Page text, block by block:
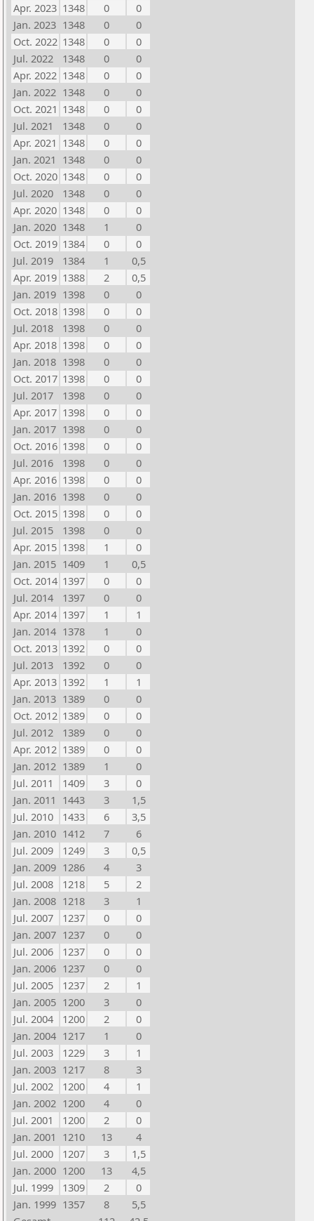
Apr. 2023 1348 0
0
Jan. 2023 1348 0
0
Oct. 2022 1348 0
0
Jul. 2022
1348 0
0
Apr. 2022 1348 0
0
Jan. 2022 1348 0
0
Oct. 2021 1348 0
0
Jul. 2021
1348 0
0
Apr. 2021 1348 0
0
Jan. 2021 1348 0
0
Oct. 2020 1348 0
0
Jul. 2020
1348 0
0
Apr. 2020 1348 0
0
Jan. 2020 1348 1
0
Oct. 2019 1384 0
0
Jul. 2019
1384 1
0,5
Apr. 2019 1388 2
0,5
Jan. 2019 1398 0
0
Oct. 2018 1398 0
0
Jul. 2018
1398 0
0
Apr. 2018 1398 0
0
Jan. 2018 1398 0
0
Oct. 2017 1398 0
0
Jul. 2017
1398 0
0
Apr. 2017 1398 0
0
Jan. 2017 1398 0
0
Oct. 2016 1398 0
0
Jul. 2016
1398 0
0
Apr. 2016 1398 0
0
Jan. 2016 1398 0
0
Oct. 2015 1398 0
0
Jul. 2015
1398 0
0
Apr. 2015 1398 1
0
Jan. 2015 1409 1
0,5
Oct. 2014 1397 0
0
Jul. 2014
1397 0
0
Apr. 2014 1397 1
1
Jan. 2014 1378 1
0
Oct. 2013 1392 0
0
Jul. 2013
1392 0
0
Apr. 2013 1392 1
1
Jan. 2013 1389 0
0
Oct. 2012 1389 0
0
Jul. 2012
1389 0
0
Apr. 2012 1389 0
0
Jan. 2012 1389 1
0
Jul. 2011
1409 3
0
Jan. 2011 1443 3
1,5
Jul. 2010
1433 6
3,5
Jan. 2010 1412 7
6
Jul. 2009
1249 3
0,5
Jan. 2009 1286 4
3
Jul. 2008
1218 5
2
Jan. 2008 1218 3
1
Jul. 2007
1237 0
0
Jan. 2007 1237 0
0
Jul. 2006
1237 0
0
Jan. 2006 1237 0
0
Jul. 2005
1237 2
1
Jan. 2005 1200 3
0
Jul. 2004
1200 2
0
Jan. 2004 1217 1
0
Jul. 2003
1229 3
1
Jan. 2003 1217 8
3
Jul. 2002
1200 4
1
Jan. 2002 1200 4
0
Jul. 2001
1200 2
0
Jan. 2001 1210 13
4
Jul. 2000
1207 3
1,5
Jan. 2000 1200 13
4,5
Jul. 1999
1309 2
0
Jan. 1999 1357 8
5,5